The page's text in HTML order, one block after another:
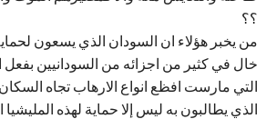
؟؟
من يخبر هؤلاء ان السودان الذي يسعون
خال في كثير من اجزائه من السودانيين بفعل
التي مارست افظع انواع الارهاب تجاه
الذي يطالبون به ليس إلا حماية لهذه المليشيا